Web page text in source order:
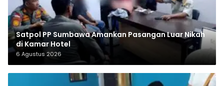
Satpol PP Sumbawa Amankan Pasangan Luar Nikah
di Kamar Hotel
6 Agustus 2026